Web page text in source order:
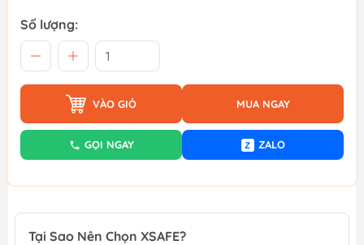
Số lượng:
VÀO GIỎ MUA NGAY
GỌI NGAY Z ZALO
Tại Sao Nên Chọn XSAFE?